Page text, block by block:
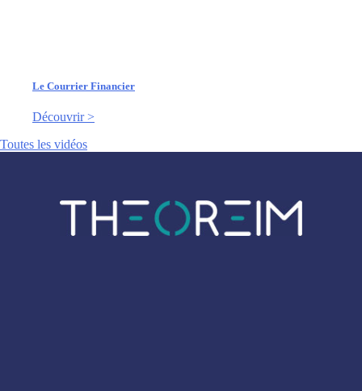
Le Courrier Financier
Découvrir >
Toutes les vidéos